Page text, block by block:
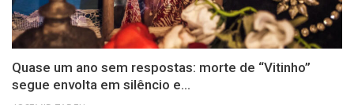
Quase um ano sem respostas: morte de “Vitinho”
segue envolta em silêncio e…